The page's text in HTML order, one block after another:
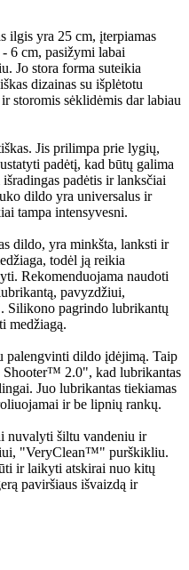
ilgis yra 25 cm, įterpiamas
6 cm, pasižymi labai
Jo stora forma suteikia
dizainas su išplėtotu
storomis sėklidėmis dar labiau
Jis prilimpa prie lygių,
padėtį, kad būtų galima
padėtis ir lanksčiai
dildo yra universalus ir
tampa intensyvesni.
dildo, yra minkšta, lanksti ir
todėl ją reikia
Rekomenduojama naudoti
pavyzdžiui,
pagrindo lubrikantų
medžiagą.
palengvinti dildo įdėjimą. Taip
Shooter™ 2.0", kad lubrikantas
Juo lubrikantas tiekiamas
ir be lipnių rankų.
nuvalyti šiltu vandeniu ir
"VeryClean™" purškikliu.
ir laikyti atskirai nuo kitų
paviršiaus išvaizdą ir